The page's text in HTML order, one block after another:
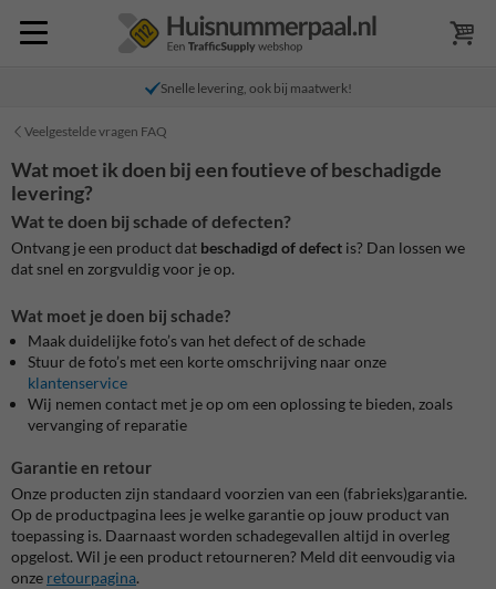
Snelle levering, ook bij maatwerk!
Veelgestelde vragen FAQ
Wat moet ik doen bij een foutieve of beschadigde
levering?
Wat te doen bij schade of defecten?
Ontvang je een product dat beschadigd of defect is? Dan lossen we
dat snel en zorgvuldig voor je op.
Wat moet je doen bij schade?
Maak duidelijke foto’s van het defect of de schade
Stuur de foto’s met een korte omschrijving naar onze
klantenservice
Wij nemen contact met je op om een oplossing te bieden, zoals
vervanging of reparatie
Garantie en retour
Onze producten zijn standaard voorzien van een (fabrieks)garantie.
Op de productpagina lees je welke garantie op jouw product van
toepassing is. Daarnaast worden schadegevallen altijd in overleg
opgelost. Wil je een product retourneren? Meld dit eenvoudig via
onze retourpagina.